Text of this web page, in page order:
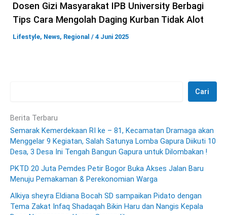
Dosen Gizi Masyarakat IPB University Berbagi
Tips Cara Mengolah Daging Kurban Tidak Alot
Lifestyle, News, Regional / 4 Juni 2025
Cari
Berita Terbaru
Semarak Kemerdekaan RI ke – 81, Kecamatan Dramaga akan
Menggelar 9 Kegiatan, Salah Satunya Lomba Gapura Diikuti 10
Desa, 3 Desa Ini Tengah Bangun Gapura untuk Dilombakan !
PKTD 20 Juta Pemdes Petir Bogor Buka Akses Jalan Baru
Menuju Pemakaman & Perekonomian Warga
Alkiya sheyra Eldiana Bocah SD sampaikan Pidato dengan
Tema Zakat Infaq Shadaqah Bikin Haru dan Nangis Kepala